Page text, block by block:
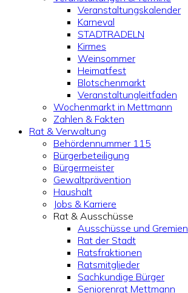
Veranstaltungskalender
Karneval
STADTRADELN
Kirmes
Weinsommer
Heimatfest
Blotschenmarkt
Veranstaltungleitfaden
Wochenmarkt in Mettmann
Zahlen & Fakten
Rat & Verwaltung
Behördennummer 115
Bürgerbeteiligung
Bürgermeister
Gewaltprävention
Haushalt
Jobs & Karriere
Rat & Ausschüsse
Ausschüsse und Gremien
Rat der Stadt
Ratsfraktionen
Ratsmitglieder
Sachkundige Bürger
Seniorenrat Mettmann